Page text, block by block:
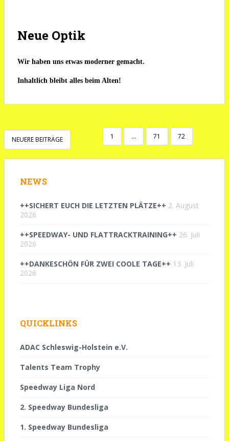
Neue Optik
Wir haben uns etwas moderner gemacht.
Inhaltlich bleibt alles beim Alten!
SEITENNUMMERIERUNG
DER
BEITRÄGE
NEUERE BEITRÄGE 1 … 71 72
NEWS
++SICHERT EUCH DIE LETZTEN PLÄTZE++ 2. August
2026
++SPEEDWAY- UND FLATTRACKTRAINING++ 26. Juli
2026
++DANKESCHÖN FÜR ZWEI COOLE TAGE++ 13. Juli
2026
QUICKLINKS
ADAC Schleswig-Holstein e.V.
Talents Team Trophy
Speedway Liga Nord
2. Speedway Bundesliga
1. Speedway Bundesliga